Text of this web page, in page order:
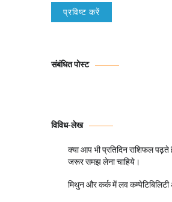
संबंधित पोस्ट
विविध-लेख
क्या आप भी प्रतिदिन राशिफल पढ़ते
जरूर समझ लेना चाहिये।
मिथुन और कर्क में लव